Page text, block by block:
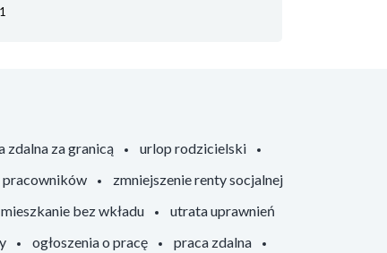
zdalna za granicą
urlop rodzicielski
pracowników
zmniejszenie renty socjalnej
mieszkanie bez wkładu
utrata uprawnień
ogłoszenia o pracę
praca zdalna